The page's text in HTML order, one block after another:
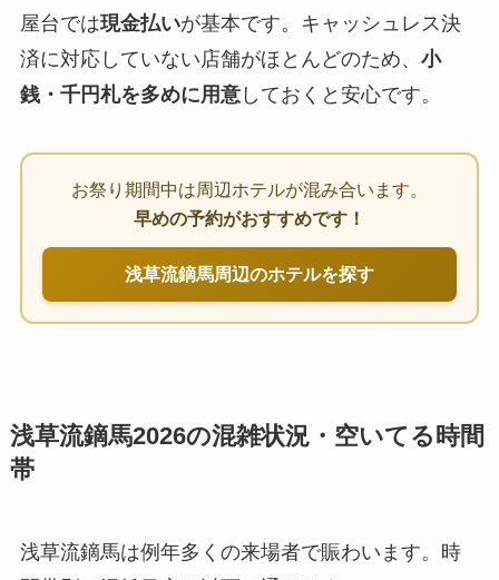
屋台では現金払いが基本です。キャッシュレス決
済に対応していない店舗がほとんどのため、 小
銭・千円札を多めに用意しておくと安心です。
お祭り期間中は周辺ホテルが混み合います。
早めの予約がおすすめです！
浅草流鏑馬周辺のホテルを探す
浅草流鏑馬2026の混雑状況・空いてる時間
帯
浅草流鏑馬は例年多くの来場者で賑わいます。時